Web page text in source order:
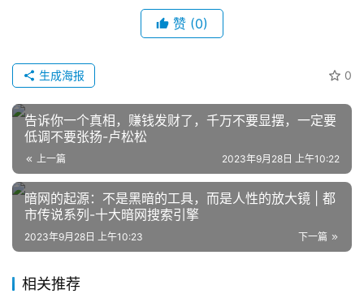
店
运
营
跨
境
电
登录
赞 (0)
0
生成海报
告诉你一个真相，赚钱发财了，千万不要显摆，一定要
低调不要张扬-卢松松
上一篇 2023年9月28日 上午10:22
暗网的起源：不是黑暗的工具，而是人性的放大镜 | 都
市传说系列-十大暗网搜索引擎
下一篇
2023年9月28日 上午10:23
相关推荐